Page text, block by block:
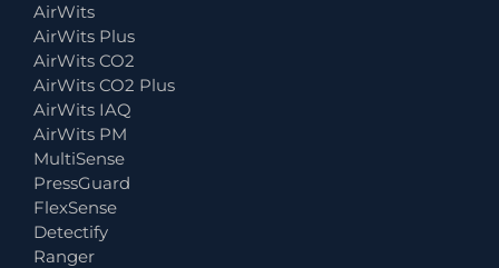
AirWits
AirWits Plus
AirWits CO2
AirWits CO2 Plus
AirWits IAQ
AirWits PM
MultiSense
PressGuard
FlexSense
Detectify
Ranger